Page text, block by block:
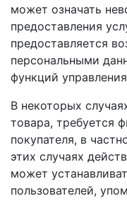
может означать
предоставления
предоставляется
персональными
функций
В некоторых
товара, требуется
покупателя, в
этих случаях
может
пользователей,